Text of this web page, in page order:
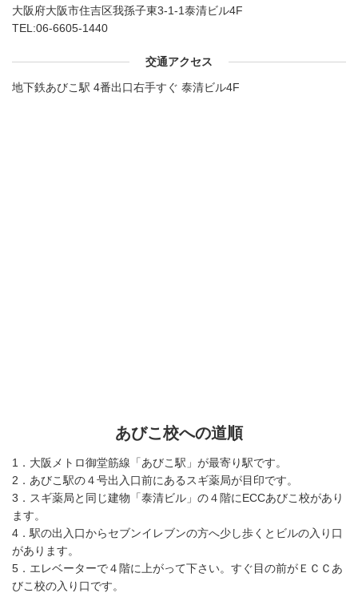
大阪府大阪市住吉区我孫子東3-1-1泰清ビル4F
TEL:06-6605-1440
交通アクセス
地下鉄あびこ駅 4番出口右手すぐ 泰清ビル4F
あびこ校への道順
1．大阪メトロ御堂筋線「あびこ駅」が最寄り駅です。
2．あびこ駅の４号出入口前にあるスギ薬局が目印です。
3．スギ薬局と同じ建物「泰清ビル」の４階にECCあびこ校があり
ます。
4．駅の出入口からセブンイレブンの方へ少し歩くとビルの入り口
があります。
5．エレベーターで４階に上がって下さい。すぐ目の前がＥＣＣあ
びこ校の入り口です。